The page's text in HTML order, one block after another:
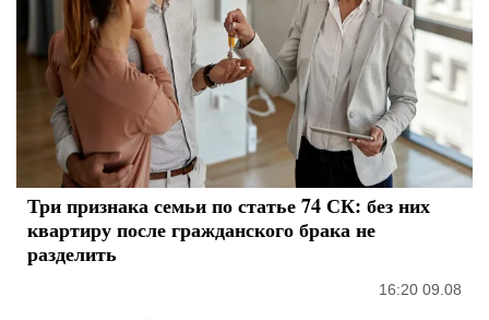
Три признака семьи по статье 74 СК: без них
квартиру после гражданского брака не
разделить
16:20 09.08